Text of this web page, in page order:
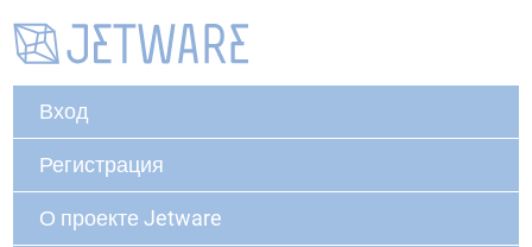
Вход
Регистрация
О проекте Jetware